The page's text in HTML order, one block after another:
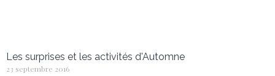
Les surprises et les activités d'Automne
23 septembre 2016